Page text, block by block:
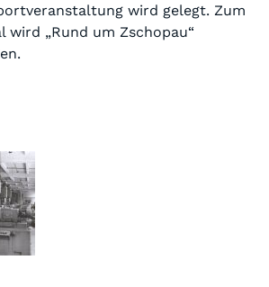
wird gelegt. Zum
wird „Rund um Zschopau“